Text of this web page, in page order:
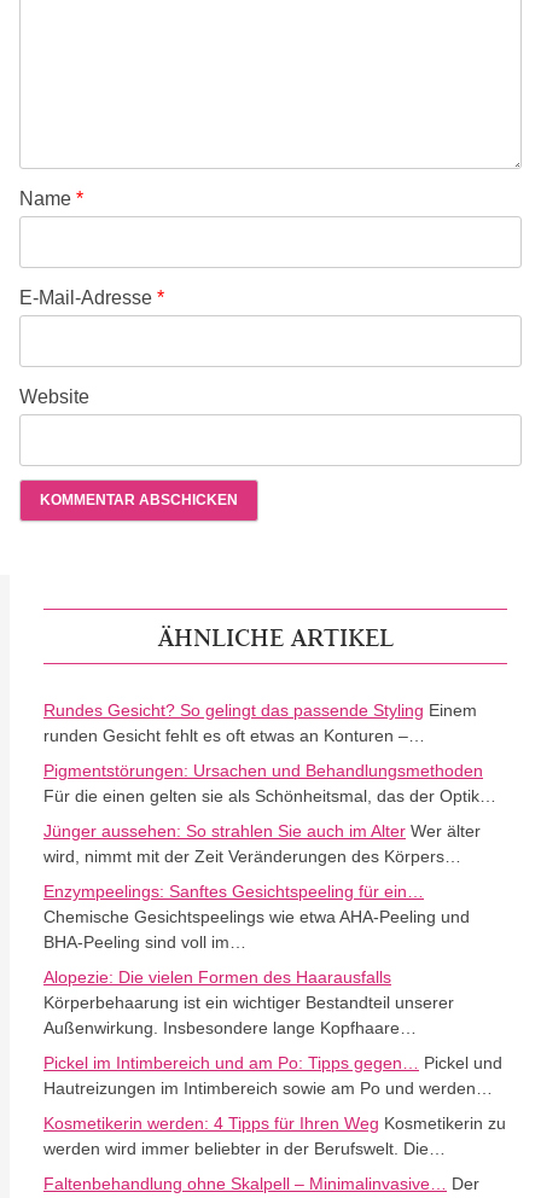
Name *
E-Mail-Adresse *
Website
ÄHNLICHE ARTIKEL
Rundes Gesicht? So gelingt das passende Styling Einem
runden Gesicht fehlt es oft etwas an Konturen –…
Pigmentstörungen: Ursachen und Behandlungsmethoden
Für die einen gelten sie als Schönheitsmal, das der Optik…
Jünger aussehen: So strahlen Sie auch im Alter Wer älter
wird, nimmt mit der Zeit Veränderungen des Körpers…
Enzympeelings: Sanftes Gesichtspeeling für ein…
Chemische Gesichtspeelings wie etwa AHA-Peeling und
BHA-Peeling sind voll im…
Alopezie: Die vielen Formen des Haarausfalls
Körperbehaarung ist ein wichtiger Bestandteil unserer
Außenwirkung. Insbesondere lange Kopfhaare…
Pickel im Intimbereich und am Po: Tipps gegen… Pickel und
Hautreizungen im Intimbereich sowie am Po und werden…
Kosmetikerin werden: 4 Tipps für Ihren Weg Kosmetikerin zu
werden wird immer beliebter in der Berufswelt. Die…
Faltenbehandlung ohne Skalpell – Minimalinvasive… Der